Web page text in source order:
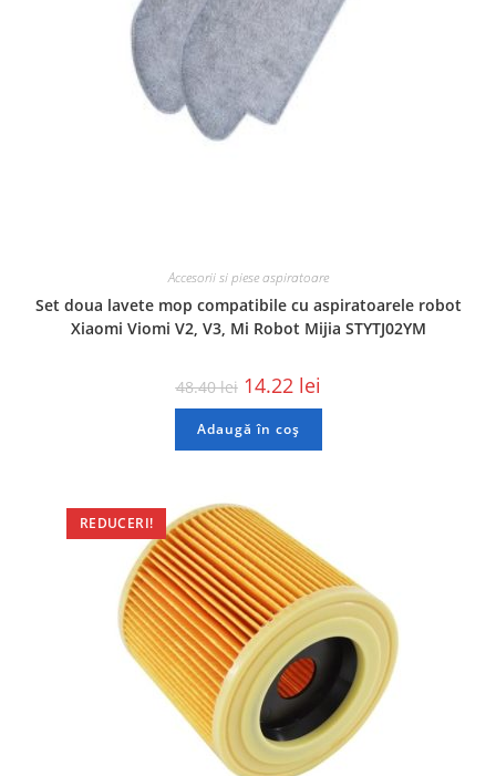
Accesorii si piese aspiratoare
Set doua lavete mop compatibile cu aspiratoarele robot
Xiaomi Viomi V2, V3, Mi Robot Mijia STYTJ02YM
48.40lei 14.22 lei
Adaugă în coș
REDUCERI!